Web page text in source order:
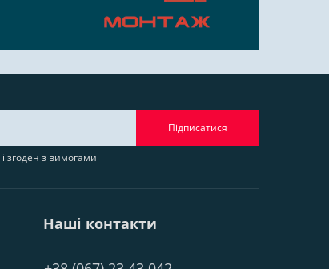
Підписатися
і згоден з вимогами
Наші контакти